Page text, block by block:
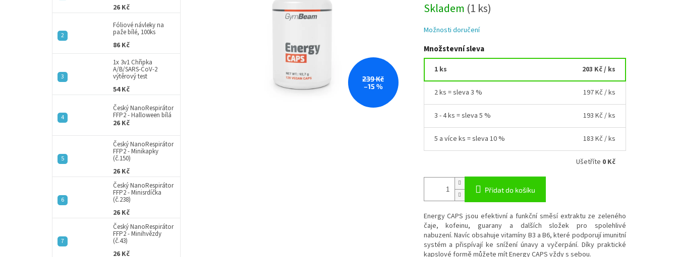
26 Kč
Fóliové návleky na
paže bílé, 100ks
86 Kč
1x 3v1 Chřipka
A/B/SARS-CoV-2
výtěrový test
54 Kč
Český NanoRespirátor
FFP2 - Halloween bílá
26 Kč
Český NanoRespirátor
FFP2 - Minikapky
(č.150)
26 Kč
Český NanoRespirátor
FFP2 - Minisrdíčka
(č.238)
26 Kč
Český NanoRespirátor
FFP2 - Minihvězdy
(č.43)
26 Kč
239 Kč
–15 %
cena:
Skladem (1 ks)
Možnosti doručení
Množstevní sleva
1 ks 203 Kč/ ks
2 ks = sleva 3 % 197 Kč / ks
3 - 4 ks = sleva 5 % 193 Kč / ks
5 a více ks = sleva 10 % 183 Kč / ks
Ušetříte 0 Kč
Přidat do košíku
Energy CAPS jsou efektivní a funkční směsí extraktu ze zeleného
čaje, kofeinu, guarany a dalších složek pro spolehlivé
nabuzení. Navíc obsahuje vitamíny B3 a B6, které podporují imunitní
systém a přispívají ke snížení únavy a vyčerpání. Díky praktické
kapslové formě můžete mít Energy CAPS vždy s sebou.